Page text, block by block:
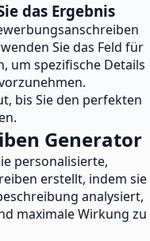
das Ergebnis
Sie das Feld für
um spezifische Details
bis Sie den perfekten
Generator
personalisierte,
erstellt, indem sie
analysiert,
maximale Wirkung zu